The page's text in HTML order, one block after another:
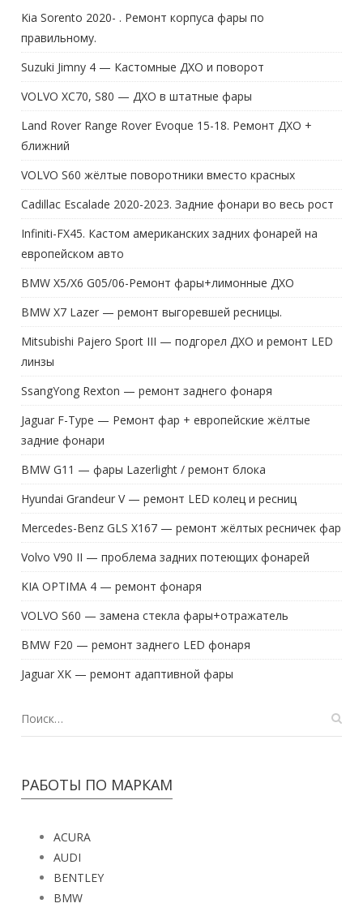
правильному.
Suzuki Jimny 4 — Кастомные ДХО и поворот
VOLVO XC70, S80 — ДХО в штатные фары
Land Rover Range Rover Evoque 15-18. Ремонт ДХО +
ближний
VOLVO S60 жёлтые поворотники вместо красных
Cadillac Escalade 2020-2023. Задние фонари во весь рост
Infiniti-FX45. Кастом американских задних фонарей на
европейском авто
BMW X5/X6 G05/06-Ремонт фары+лимонные ДХО
BMW X7 Lazer — ремонт выгоревшей ресницы.
Mitsubishi Pajero Sport III — подгорел ДХО и ремонт LED
линзы
SsangYong Rexton — ремонт заднего фонаря
Jaguar F-Type — Ремонт фар + европейские жёлтые
задние фонари
BMW G11 — фары Lazerlight / ремонт блока
Hyundai Grandeur V — ремонт LED колец и ресниц
Mercedes-Benz GLS X167 — ремонт жёлтых ресничек фар
Volvo V90 II — проблема задних потеющих фонарей
KIA OPTIMA 4 — ремонт фонаря
VOLVO S60 — замена стекла фары+отражатель
BMW F20 — ремонт заднего LED фонаря
Jaguar XK — ремонт адаптивной фары
AUDI
BENTLEY
BMW
CADILLAC